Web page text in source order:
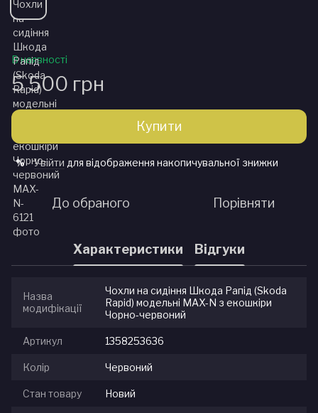
В наявності
5 500 грн
Купити
% Увійти для відображення накопичувальної знижки
До обраного Порівняти
Характеристики Відгуки
Назва
модифікації
Чохли на сидіння Шкода Рапід (Skoda
Rapid) модельні MAX-N з екошкіри
Чорно-червоний
Артикул 1358253636
Колір Червоний
Стан товару Новий